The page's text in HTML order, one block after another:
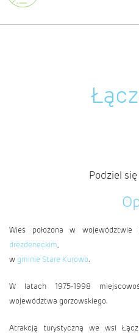
Podziel
Wieś położona w województwie
drezdeneckim,
w gminie Stare Kurowo.
W latach 1975-1998
województwa gorzowskiego.
Atrakcją turystyczną we wsi